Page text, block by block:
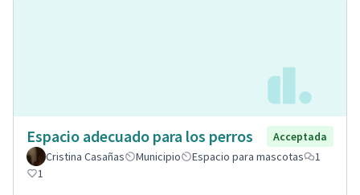
Espacio adecuado para los perros
Acceptada
Cristina Casañas
Municipio Espacio para mascotas
1
1